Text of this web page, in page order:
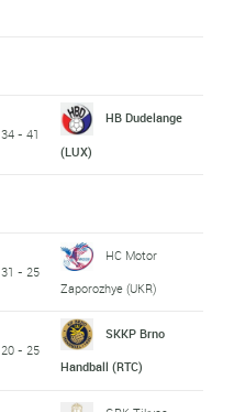
34 - 41
HB Dudelange
(LUX)
31 - 25
HC Motor
Zaporozhye (UKR)
20 - 25
SKKP Brno
Handball (RTC)